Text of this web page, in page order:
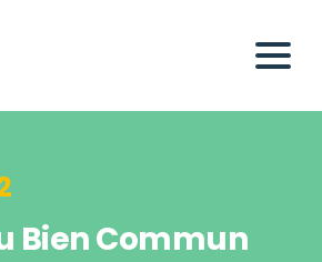
Bien Commun